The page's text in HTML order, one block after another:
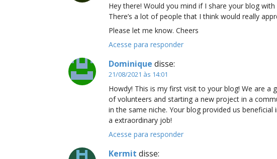
Hey there! Would you mind if I share your blog
There’s a lot of people that I think would really
Please let me know. Cheers
Acesse para responder
Dominique disse:
21/08/2021 às 14:01
Howdy! This is my first visit to your blog! We are a
of volunteers and starting a new project in a
in the same niche. Your blog provided us
a extraordinary job!
Acesse para responder
Kermit disse: